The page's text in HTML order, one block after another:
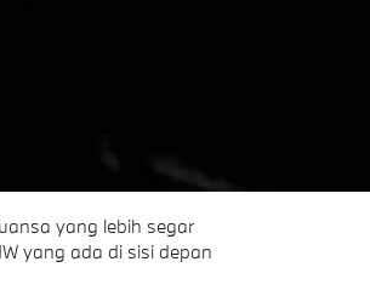
yang lebih segar
yang ada di sisi depan